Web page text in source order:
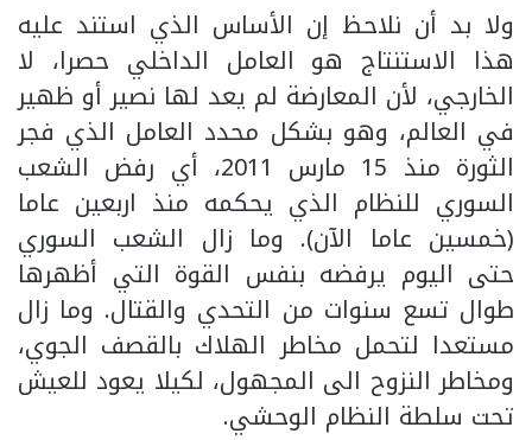
ولا بد أن نلاحظ إن الأساس الذي استند عليه
هذا الاستنتاج هو العامل الداخلي حصرا، لا
الخارجي، لأن المعارضة لم يعد لها نصير أو ظهير
في العالم، وهو بشكل محدد العامل الذي فجر
الثورة منذ 15 مارس 2011، أي رفض الشعب
السوري للنظام الذي يحكمه منذ اربعين عاما
(خمسين عاما الآن). وما زال الشعب السوري
حتى اليوم يرفضه بنفس القوة التي أظهرها
طوال تسع سنوات من التحدي والقتال. وما زال
مستعدا لتحمل مخاطر الهلاك بالقصف الجوي،
ومخاطر النزوح الى المجهول، لكيلا يعود للعيش
تحت سلطة النظام الوحشي.